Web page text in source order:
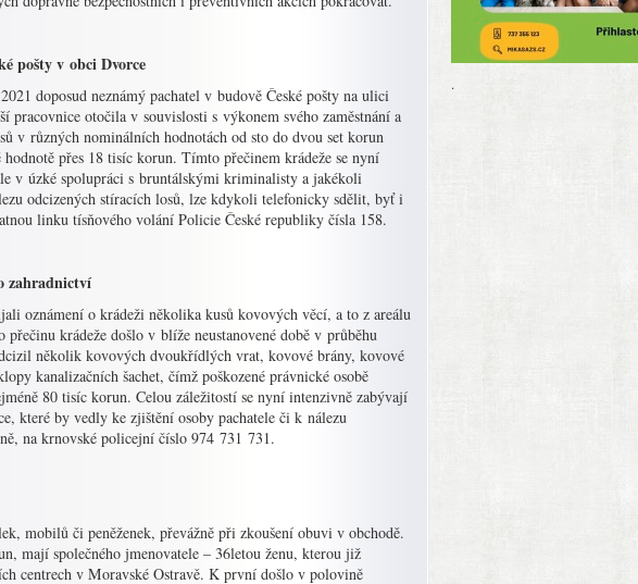
pošty v obci Dvorce
doposud neznámý pachatel v budově České pošty na ulici
otočila v souvislosti s výkonem svého zaměstnání a
v různých nominálních hodnotách od sto do dvou set korun
přes 18 tisíc korun. Tímto přečinem krádeže se nyní
v úzké spolupráci s bruntálskými kriminalisty a jakékoli
odcizených stíracích losů, lze kdykoli telefonicky sdělit, byť i
linku tísňového volání Policie České republiky čísla 158.
zahradnictví
oznámení o krádeži několika kusů kovových věcí, a to z areálu
krádeže došlo v blíže neustanovené době v průběhu
několik kovových dvoukřídlých vrat, kovové brány, kovové
kanalizačních šachet, čímž poškozené právnické osobě
80 tisíc korun. Celou záležitostí se nyní intenzivně zabývají
které by vedly ke zjištění osoby pachatele či k nálezu
na krnovské policejní číslo 974 731 731.
mobilů či peněženek, převážně při zkoušení obuvi v obchodě.
mají společného jmenovatele – 36letou ženu, kterou již
centrech v Moravské Ostravě. K první došlo v polovině
.